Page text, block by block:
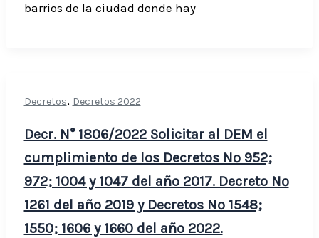
barrios de la ciudad donde hay
Decretos, Decretos 2022
Decr. N° 1806/2022 Solicitar al DEM el
cumplimiento de los Decretos Nº 952;
972; 1004 y 1047 del año 2017. Decreto Nº
1261 del año 2019 y Decretos Nº 1548;
1550; 1606 y 1660 del año 2022.